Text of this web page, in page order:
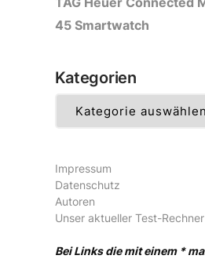
45 Smartwatch
Kategorien
Impressum
Datenschutz
Autoren
Unser aktueller Test-Rechner
Bei Links die mit einem *